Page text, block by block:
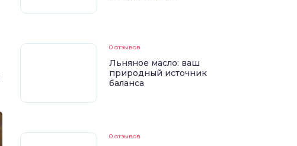
0 отзывов
Льняное масло: ваш
природный источник
баланса
0 отзывов